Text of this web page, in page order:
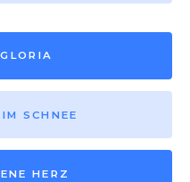
SCHNEE
HERZ